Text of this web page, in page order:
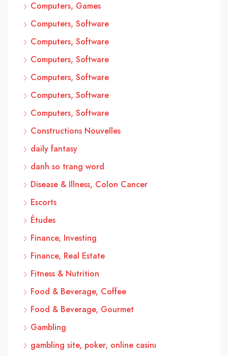
Computers, Games
Computers, Software
Computers, Software
Computers, Software
Computers, Software
Computers, Software
Computers, Software
Constructions Nouvelles
daily fantasy
danh so trang word
Disease & Illness, Colon Cancer
Escorts
Études
Finance, Investing
Finance, Real Estate
Fitness & Nutrition
Food & Beverage, Coffee
Food & Beverage, Gourmet
Gambling
gambling site, poker, online casinı